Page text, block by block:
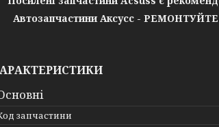
Автозапчастини Аксусс -
запчастини